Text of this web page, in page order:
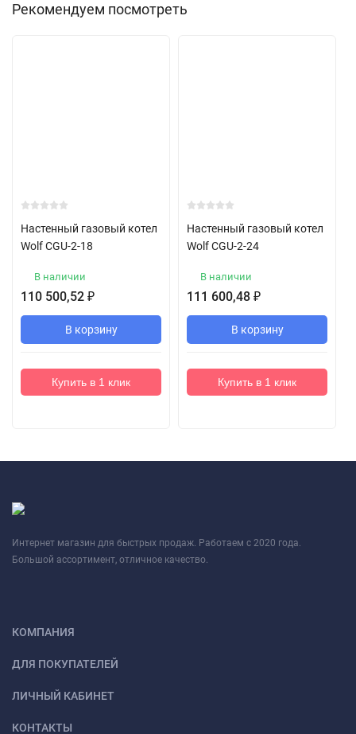
Рекомендуем посмотреть
Настенный газовый котел
Wolf CGU-2-18
В наличии
110 500,52 ₽
В корзину
Купить в 1 клик
Настенный газовый котел
Wolf CGU-2-24
В наличии
111 600,48 ₽
В корзину
Купить в 1 клик
Интернет магазин для быстрых продаж. Работаем с 2020 года.
Большой ассортимент, отличное качество.
КОМПАНИЯ
ДЛЯ ПОКУПАТЕЛЕЙ
ЛИЧНЫЙ КАБИНЕТ
КОНТАКТЫ